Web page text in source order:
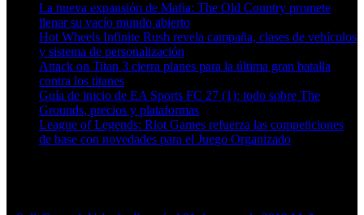
La nueva expansión de Mafia: The Old Country promete
llenar su vacío mundo abierto
Hot Wheels Infinite Rush revela campaña, clases de vehículos
y sistema de personalización
Attack on Titan 3 cierra planes para la última gran batalla
contra los titanes
Guía de inicio de EA Sports FC 27 (1): todo sobre The
Grounds, precios y plataformas
League of Legends: Riot Games refuerza las competiciones
de base con novedades para el Juego Organizado